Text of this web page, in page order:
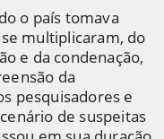
o país tomava
multiplicaram, do
e da condenação,
da
pesquisadores e
de suspeitas